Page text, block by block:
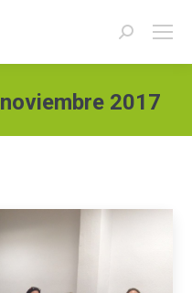
Buscar:
noviembre 2017